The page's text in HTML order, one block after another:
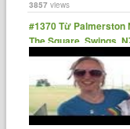
3857 views
#1370 Từ Palmerston
The Square, Swings,